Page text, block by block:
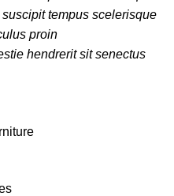
tempus scelerisque
proin
hendrerit sit senectus